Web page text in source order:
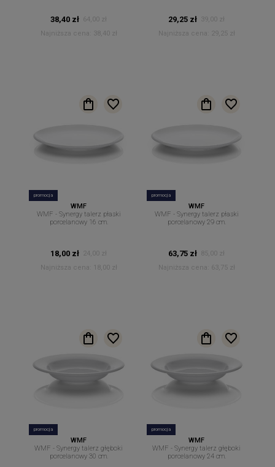
38,40 zł 64,00 zł
Najniższa cena:
38,40 zł
29,25 zł
39,00 zł
Najniższa cena:
29,25 zł
promocja
WMF
WMF - Synergy talerz płaski
porcelanowy 16 cm.
18,00 zł 24,00 zł
Najniższa cena:
18,00 zł
promocja
WMF
WMF - Synergy talerz płaski
porcelanowy 29 cm.
63,75 zł 85,00 zł
Najniższa cena:
63,75 zł
promocja
WMF
WMF - Synergy talerz głęboki
porcelanowy 30 cm.
promocja
WMF
WMF - Synergy talerz głęboki
porcelanowy 24 cm.